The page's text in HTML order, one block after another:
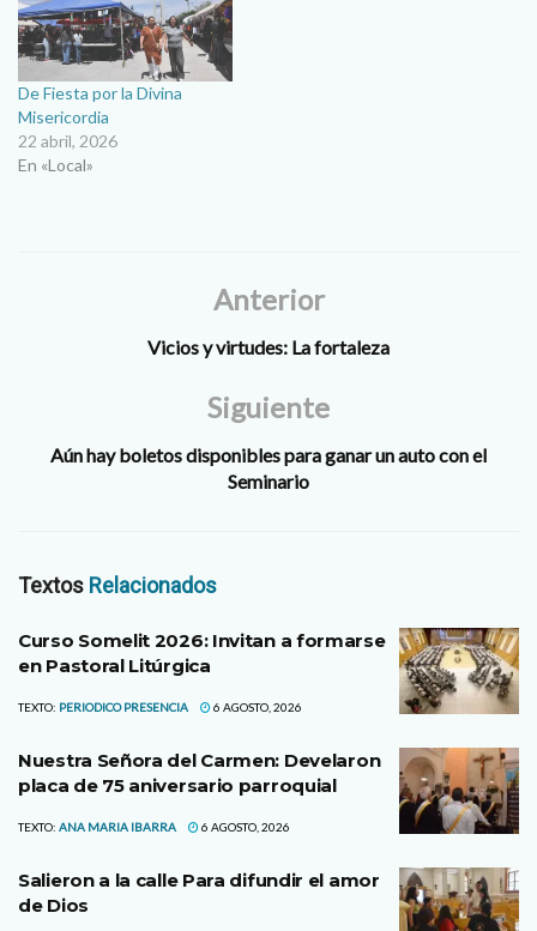
De Fiesta por la Divina
Misericordia
22 abril, 2026
En «Local»
Anterior
Vicios y virtudes: La fortaleza
Siguiente
Aún hay boletos disponibles para ganar un auto con el
Seminario
Textos Relacionados
Curso Somelit 2026: Invitan a formarse
en Pastoral Litúrgica
TEXTO: PERIODICO PRESENCIA 6 AGOSTO, 2026
Nuestra Señora del Carmen: Develaron
placa de 75 aniversario parroquial
TEXTO: ANA MARIA IBARRA 6 AGOSTO, 2026
Salieron a la calle Para difundir el amor
de Dios